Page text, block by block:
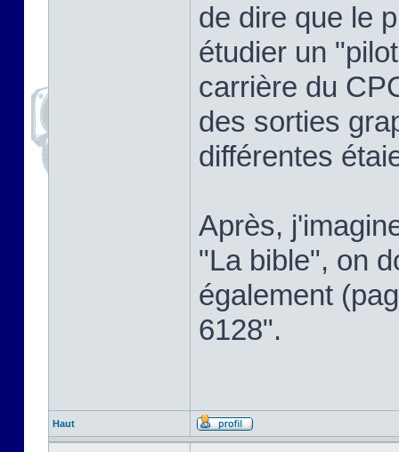
de dire que le
étudier un
carrière du
des sorties
différentes
Après,
"La bible", on
également
6128".
Haut